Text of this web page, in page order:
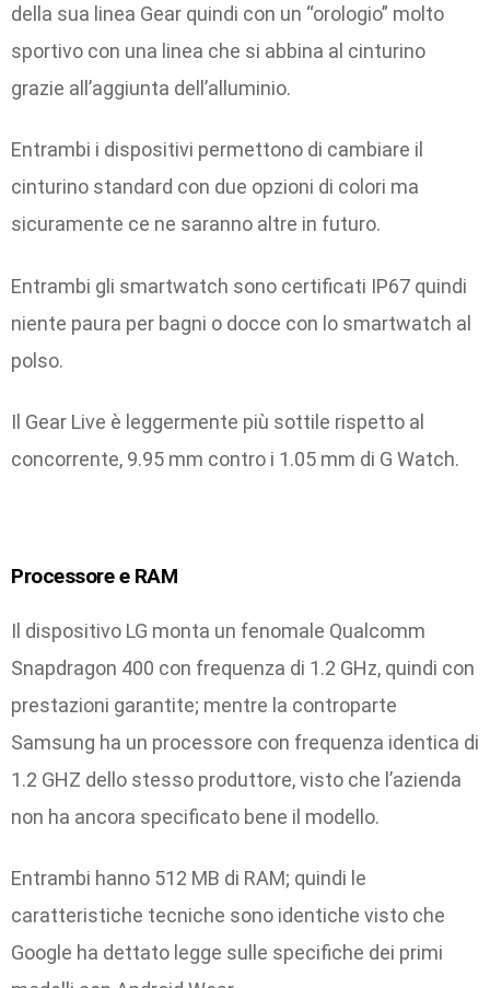
della sua linea Gear quindi con un “orologio” molto
sportivo con una linea che si abbina al cinturino
grazie all’aggiunta dell’alluminio.
Entrambi i dispositivi permettono di cambiare il
cinturino standard con due opzioni di colori ma
sicuramente ce ne saranno altre in futuro.
Entrambi gli smartwatch sono certificati IP67 quindi
niente paura per bagni o docce con lo smartwatch al
polso.
Il Gear Live è leggermente più sottile rispetto al
concorrente, 9.95 mm contro i 1.05 mm di G Watch.
Processore e RAM
Il dispositivo LG monta un fenomale Qualcomm
Snapdragon 400 con frequenza di 1.2 GHz, quindi con
prestazioni garantite; mentre la controparte
Samsung ha un processore con frequenza identica di
1.2 GHZ dello stesso produttore, visto che l’azienda
non ha ancora specificato bene il modello.
Entrambi hanno 512 MB di RAM; quindi le
caratteristiche tecniche sono identiche visto che
Google ha dettato legge sulle specifiche dei primi